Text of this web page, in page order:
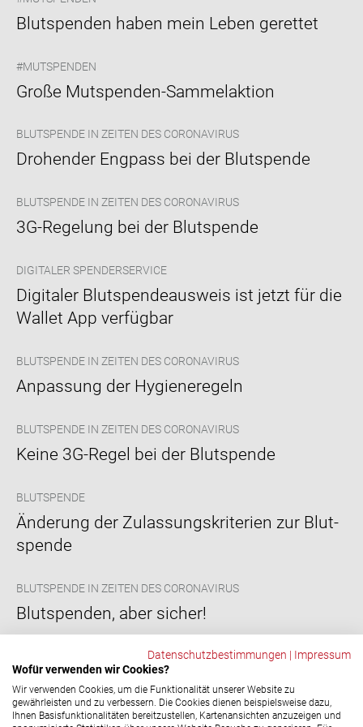
Blut­spen­den haben mein Leben ge­ret­tet
#MUTSPENDEN
Große Mutspenden-​Sammelaktion
BLUTSPENDE IN ZEITEN DES CORONAVIRUS
Dro­hen­der Eng­pass bei der Blut­spen­de
BLUTSPENDE IN ZEITEN DES CORONAVIRUS
3G-​Regelung bei der Blut­spen­de
DIGITALER SPENDERSERVICE
Di­gi­ta­ler Blut­spen­de­aus­weis ist jetzt für die
Wal­let App ver­füg­bar
BLUTSPENDE IN ZEITEN DES CORONAVIRUS
An­pas­sung der Hy­gie­ne­re­geln
BLUTSPENDE IN ZEITEN DES CORONAVIRUS
Keine 3G-​Regel bei der Blut­spen­de
BLUTSPENDE
Än­de­rung der Zu­las­sungs­kri­te­ri­en zur Blut­
spen­de
BLUTSPENDE IN ZEITEN DES CORONAVIRUS
Blut­spen­den, aber si­cher!
Sei­ten­num­me­rie­rung
Vorherige Seite
Seite
4 Aktuelle Seite
5 Seite
6 Seite
7 Nächste Seite
››
Datenschutzbestimmungen | Impressum
Wofür verwenden wir Cookies?
Wir verwenden Cookies, um die Funktionalität unserer Website zu
gewährleisten und zu verbessern. Die Cookies dienen beispielsweise dazu,
Ihnen Basisfunktionalitäten bereitzustellen, Kartenansichten anzuzeigen und